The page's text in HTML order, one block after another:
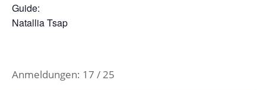
Guide:
Natallia Tsap
Anmeldungen: 17 / 25